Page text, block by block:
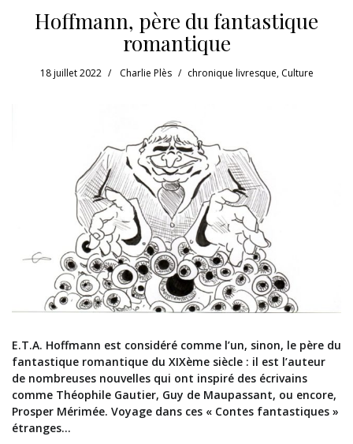
Hoffmann, père du fantastique
romantique
18 juillet 2022 Charlie Plès chronique livresque, Culture
E.T.A. Hoffmann est considéré comme l’un, sinon, le père du
fantastique romantique du XIXème siècle : il est l’auteur
de nombreuses nouvelles qui ont inspiré des écrivains
comme Théophile Gautier, Guy de Maupassant, ou encore,
Prosper Mérimée. Voyage dans ces « Contes fantastiques »
étranges…